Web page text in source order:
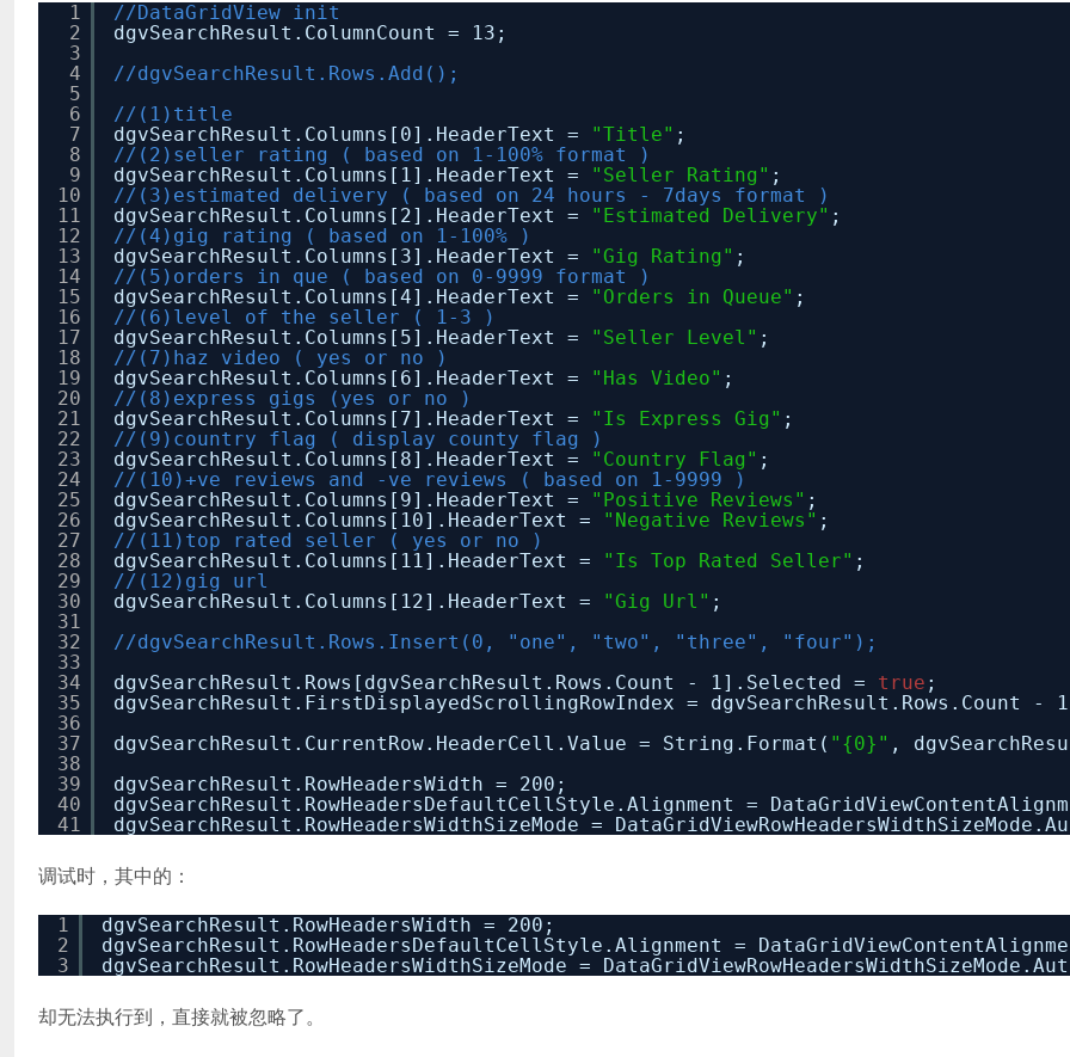
1
2
3
4
5
6
7
8
9
10
11
12
13
14
15
16
17
18
19
20
21
22
23
24
25
26
27
28
29
30
31
32
33
34
35
36
37
38
39
40
41
//DataGridView init
dgvSearchResult.ColumnCount = 13;
//dgvSearchResult.Rows.Add();
//(1)title
dgvSearchResult.Columns[0].HeaderText =
"Title" ;
//(2)seller rating ( based on 1-100% format )
dgvSearchResult.Columns[1].HeaderText =
"Seller Rating" ;
//(3)estimated delivery ( based on 24 hours - 7days format )
dgvSearchResult.Columns[2].HeaderText =
"Estimated Delivery" ;
//(4)gig rating ( based on 1-100% )
dgvSearchResult.Columns[3].HeaderText =
"Gig Rating" ;
//(5)orders in que ( based on 0-9999 format )
dgvSearchResult.Columns[4].HeaderText =
"Orders in Queue" ;
//(6)level of the seller ( 1-3 )
dgvSearchResult.Columns[5].HeaderText =
"Seller Level" ;
//(7)haz video ( yes or no )
dgvSearchResult.Columns[6].HeaderText =
"Has Video" ;
//(8)express gigs (yes or no )
dgvSearchResult.Columns[7].HeaderText =
"Is Express Gig" ;
//(9)country flag ( display county flag )
dgvSearchResult.Columns[8].HeaderText =
"Country Flag" ;
//(10)+ve reviews and -ve reviews ( based on 1-9999 )
dgvSearchResult.Columns[9].HeaderText =
"Positive Reviews" ;
dgvSearchResult.Columns[10].HeaderText =
"Negative Reviews" ;
//(11)top rated seller ( yes or no )
dgvSearchResult.Columns[11].HeaderText =
"Is Top Rated Seller" ;
//(12)gig url
dgvSearchResult.Columns[12].HeaderText =
"Gig Url" ;
//dgvSearchResult.Rows.Insert(0, "one", "two", "three", "four");
dgvSearchResult.Rows[dgvSearchResult.Rows.Count - 1].Selected = true ;
dgvSearchResult.FirstDisplayedScrollingRowIndex = dgvSearchResult.Rows.Count -
dgvSearchResult.CurrentRow.HeaderCell.Value = String.Format( "{0}" ,
dgvSearchResult.RowHeadersWidth = 200;
dgvSearchResult.RowHeadersDefaultCellStyle.Alignment =
dgvSearchResult.RowHeadersWidthSizeMode =
调试时，其中的：
1
2
3
dgvSearchResult.RowHeadersWidth = 200;
dgvSearchResult.RowHeadersDefaultCellStyle.Alignment =
dgvSearchResult.RowHeadersWidthSizeMode =
却无法执行到，直接就被忽略了。